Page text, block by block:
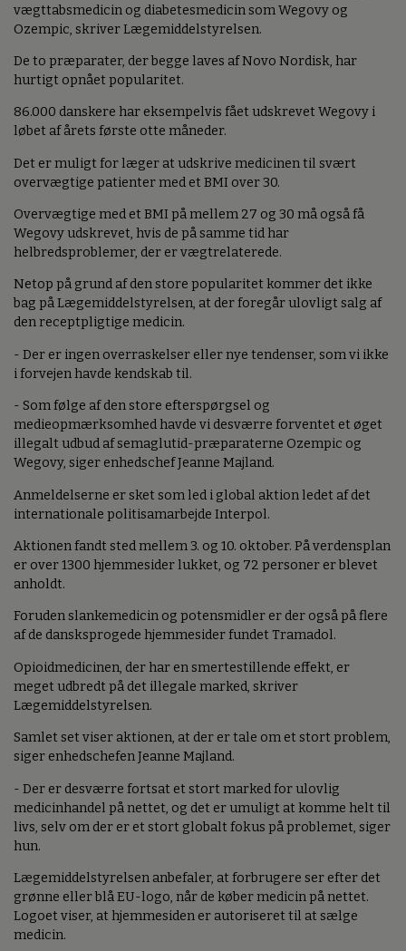
vægttabsmedicin og diabetesmedicin som Wegovy og
Ozempic, skriver Lægemiddelstyrelsen.
De to præparater, der begge laves af Novo Nordisk, har
hurtigt opnået popularitet.
86.000 danskere har eksempelvis fået udskrevet Wegovy i
løbet af årets første otte måneder.
Det er muligt for læger at udskrive medicinen til svært
overvægtige patienter med et BMI over 30.
Overvægtige med et BMI på mellem 27 og 30 må også få
Wegovy udskrevet, hvis de på samme tid har
helbredsproblemer, der er vægtrelaterede.
Netop på grund af den store popularitet kommer det ikke
bag på Lægemiddelstyrelsen, at der foregår ulovligt salg af
den receptpligtige medicin.
- Der er ingen overraskelser eller nye tendenser, som vi ikke
i forvejen havde kendskab til.
- Som følge af den store efterspørgsel og
medieopmærksomhed havde vi desværre forventet et øget
illegalt udbud af semaglutid-præparaterne Ozempic og
Wegovy, siger enhedschef Jeanne Majland.
Anmeldelserne er sket som led i global aktion ledet af det
internationale politisamarbejde Interpol.
Aktionen fandt sted mellem 3. og 10. oktober. På verdensplan
er over 1300 hjemmesider lukket, og 72 personer er blevet
anholdt.
Foruden slankemedicin og potensmidler er der også på flere
af de dansksprogede hjemmesider fundet Tramadol.
Opioidmedicinen, der har en smertestillende effekt, er
meget udbredt på det illegale marked, skriver
Lægemiddelstyrelsen.
Samlet set viser aktionen, at der er tale om et stort problem,
siger enhedschefen Jeanne Majland.
- Der er desværre fortsat et stort marked for ulovlig
medicinhandel på nettet, og det er umuligt at komme helt til
livs, selv om der er et stort globalt fokus på problemet, siger
hun.
Lægemiddelstyrelsen anbefaler, at forbrugere ser efter det
grønne eller blå EU-logo, når de køber medicin på nettet.
Logoet viser, at hjemmesiden er autoriseret til at sælge
medicin.